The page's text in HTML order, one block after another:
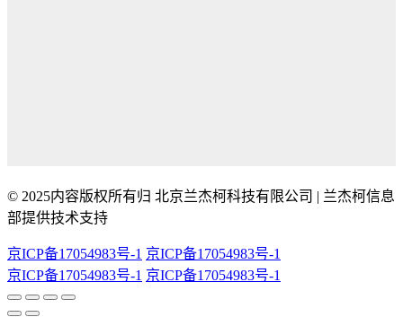
© 2025内容版权所有归 北京兰杰柯科技有限公司 | 兰杰柯信息
部提供技术支持
京ICP备17054983号-1 京ICP备17054983号-1
京ICP备17054983号-1 京ICP备17054983号-1